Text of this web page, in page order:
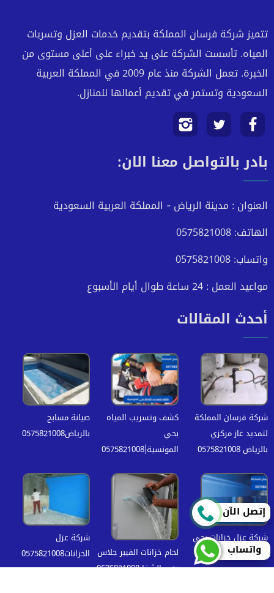
تتميز شركة فرسان المملكة بتقديم خدمات العزل وتسربات
المياه. تأسست الشركة على يد خبراء على أعلى مستوى من
الخبرة. تعمل الشركة منذ عام 2009 في المملكة العربية
السعودية وتستمر في تقديم أعمالها للمنازل.
تابعنا
على
تابعنا
على
تابعنا
على
بادر بالتواصل معنا الان:
العنوان : مدينة الرياض - المملكة العربية السعودية
الهاتف: 0575821008
واتساب: 0575821008
مواعيد العمل : 24 ساعة طوال أيام الأسبوع
أحدث المقالات
شركة فرسان المملكة
لتمديد غاز مركزي
بالرياض 0575821008
كشف وتسريب المياه
بحي
المونسية|0575821008
صيانة مسابح
بالرياض0575821008
شركة عزل خزانات بحي
التعاون |0575821008
لحام خزانات الفيبر جلاس
بحي الشفا 0575821008
شركة عزل
الخزانات0575821008
إتصل الآن
واتساب